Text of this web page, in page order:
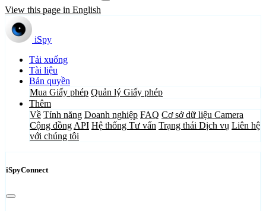
View this page in English
iSpy
Tải xuống
Tài liệu
Bản quyền
Mua Giấy phép Quản lý Giấy phép
Thêm
Về Tính năng Doanh nghiệp FAQ Cơ sở dữ liệu Camera
Cộng đồng API Hệ thống Tư vấn Trạng thái Dịch vụ Liên hệ
với chúng tôi
iSpyConnect